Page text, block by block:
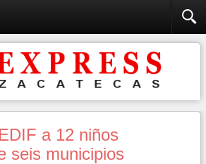
a 12 niños
seis municipios